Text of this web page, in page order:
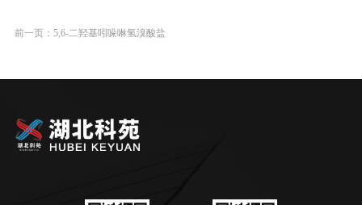
前一页： 5,6-二羟基吲哚啉氢溴酸盐